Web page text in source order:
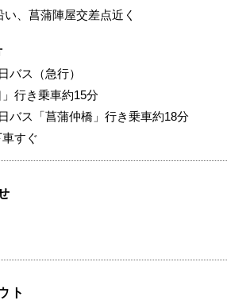
、菖蒲陣屋交差点近く
バス（急行）
」行き乗車約15分
バス「菖蒲仲橋」行き乗車約18分
車すぐ
ト